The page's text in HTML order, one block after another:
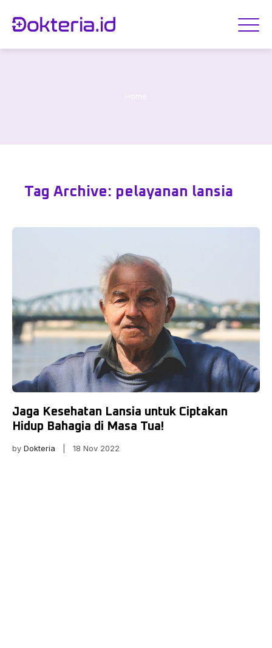
Home
Tag Archive: pelayanan lansia
Jaga Kesehatan Lansia untuk Ciptakan
Hidup Bahagia di Masa Tua!
by Dokteria | 18 Nov 2022